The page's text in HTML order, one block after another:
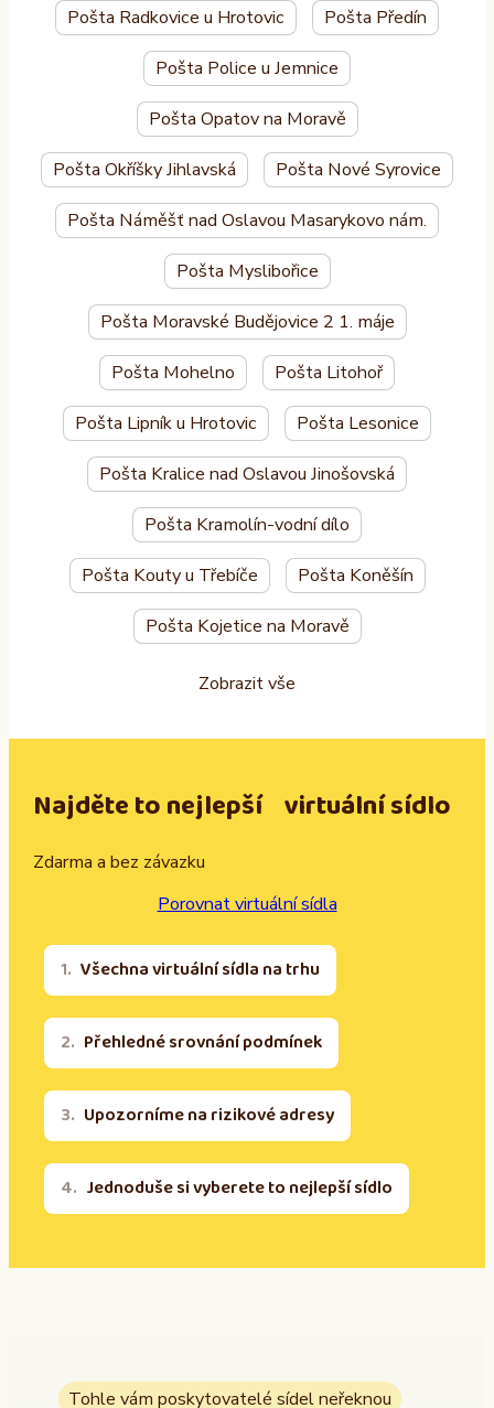
Pošta Radkovice u Hrotovic Pošta Předín
Pošta Police u Jemnice
Pošta Opatov na Moravě
Pošta Okříšky Jihlavská Pošta Nové Syrovice
Pošta Náměšť nad Oslavou Masarykovo nám.
Pošta Myslibořice
Pošta Moravské Budějovice 2 1. máje
Pošta Mohelno Pošta Litohoř
Pošta Lipník u Hrotovic Pošta Lesonice
Pošta Kralice nad Oslavou Jinošovská
Pošta Kramolín-vodní dílo
Pošta Kouty u Třebíče Pošta Koněšín
Pošta Kojetice na Moravě
Zobrazit vše
Najděte to nejlepší virtuální sídlo
Zdarma a bez závazku
Porovnat virtuální sídla
Všechna virtuální sídla na trhu
Přehledné srovnání podmínek
Upozorníme na rizikové adresy
Jednoduše si vyberete to nejlepší sídlo
Tohle vám poskytovatelé sídel neřeknou